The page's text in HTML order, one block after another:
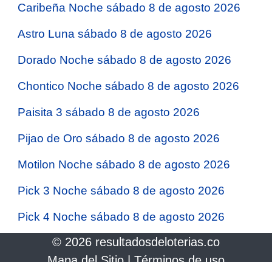
Caribeña Noche sábado 8 de agosto 2026
Astro Luna sábado 8 de agosto 2026
Dorado Noche sábado 8 de agosto 2026
Chontico Noche sábado 8 de agosto 2026
Paisita 3 sábado 8 de agosto 2026
Pijao de Oro sábado 8 de agosto 2026
Motilon Noche sábado 8 de agosto 2026
Pick 3 Noche sábado 8 de agosto 2026
Pick 4 Noche sábado 8 de agosto 2026
© 2026 resultadosdeloterias.co